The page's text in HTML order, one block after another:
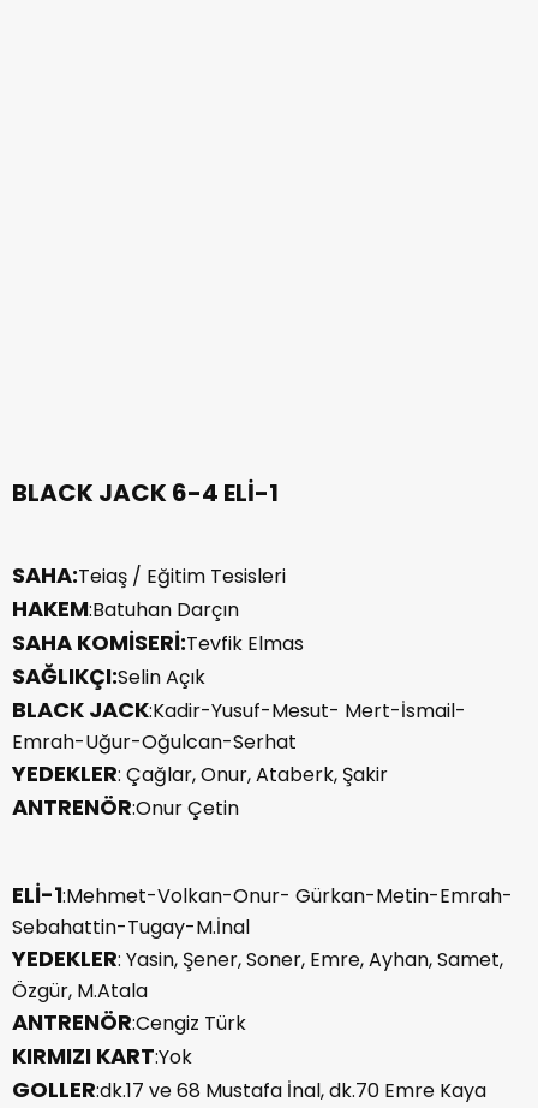
BLACK JACK 6-4 ELİ-1
SAHA:Teiaş / Eğitim Tesisleri
HAKEM:Batuhan Darçın
SAHA KOMİSERİ:Tevfik Elmas
SAĞLIKÇI:Selin Açık
BLACK JACK:Kadir-Yusuf-Mesut- Mert-İsmail-
Emrah-Uğur-Oğulcan-Serhat
YEDEKLER: Çağlar, Onur, Ataberk, Şakir
ANTRENÖR:Onur Çetin
ELİ-1:Mehmet-Volkan-Onur- Gürkan-Metin-Emrah-
Sebahattin-Tugay-M.İnal
YEDEKLER: Yasin, Şener, Soner, Emre, Ayhan, Samet,
Özgür, M.Atala
ANTRENÖR:Cengiz Türk
KIRMIZI KART:Yok
GOLLER:dk.17 ve 68 Mustafa İnal, dk.70 Emre Kaya